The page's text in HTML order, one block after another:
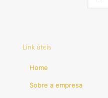
Link úteis
Home
Sobre a empresa